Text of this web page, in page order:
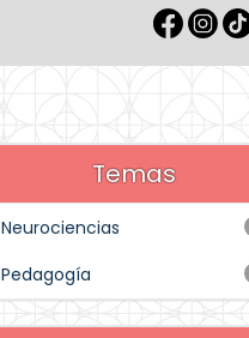
Temas
Neurociencias
Pedagogía